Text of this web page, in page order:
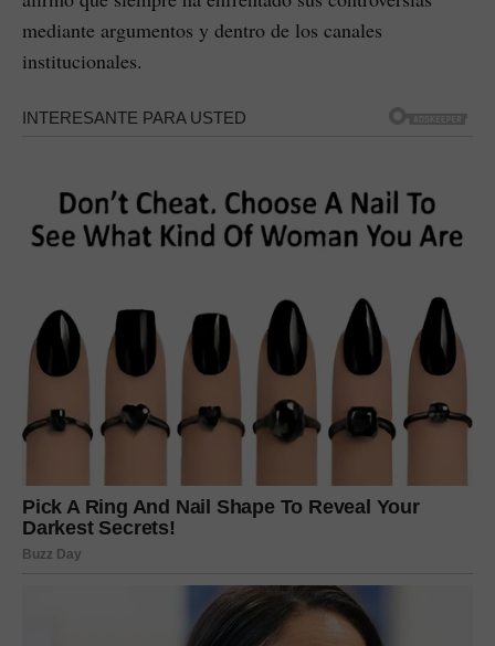
mediante argumentos y dentro de los canales
institucionales.